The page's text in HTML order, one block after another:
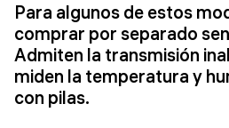
Para algunos de estos
comprar por separado
Admiten la transmisión
miden la temperatura y
con pilas.